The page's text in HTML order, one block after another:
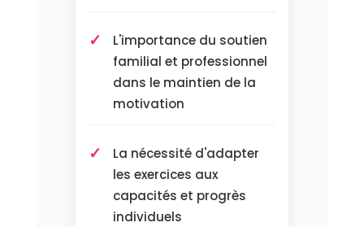
L'importance du soutien
familial et professionnel
dans le maintien de la
motivation
La nécessité d'adapter
les exercices aux
capacités et progrès
individuels